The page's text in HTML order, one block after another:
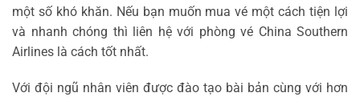
một số khó khăn. Nếu bạn muốn mua vé một cách tiện lợi
và nhanh chóng thì liên hệ với phòng vé China Southern
Airlines là cách tốt nhất.
Với đội ngũ nhân viên được đào tạo bài bản cùng với hơn